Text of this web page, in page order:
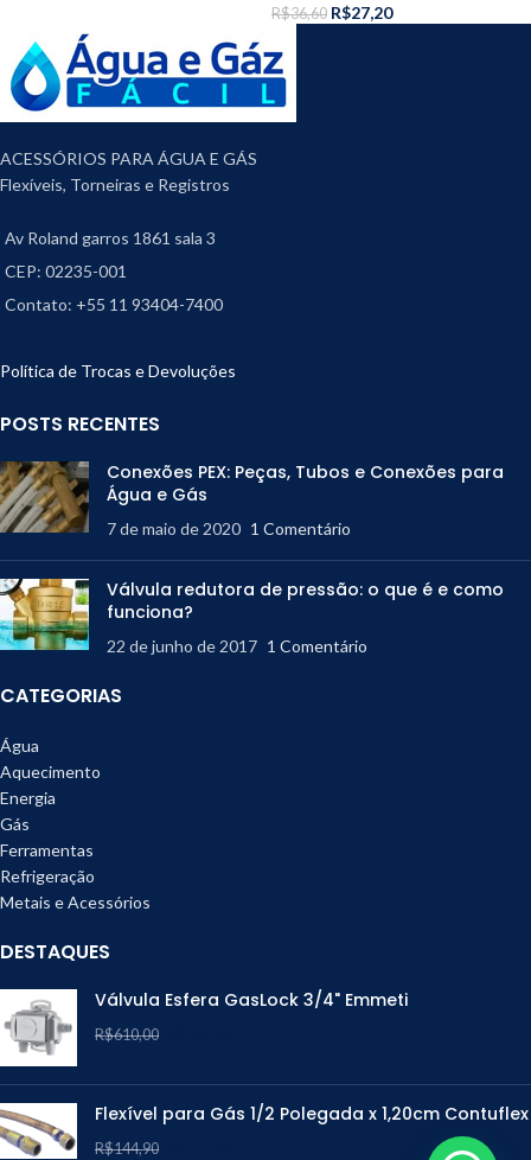
R$36,60 R$27,20
ACESSÓRIOS PARA ÁGUA E GÁS
Flexíveis, Torneiras e Registros
Av Roland garros 1861 sala 3
CEP: 02235-001
Contato: +55 11 93404-7400
Política de Trocas e Devoluções
POSTS RECENTES
Conexões PEX: Peças, Tubos e Conexões para
Água e Gás
7 de maio de 2020 1 Comentário
Válvula redutora de pressão: o que é e como
funciona?
22 de junho de 2017 1 Comentário
CATEGORIAS
Água
Aquecimento
Energia
Gás
Ferramentas
Refrigeração
Metais e Acessórios
DESTAQUES
Válvula Esfera GasLock 3/4" Emmeti
R$610,00
Flexível para Gás 1/2 Polegada x 1,20cm Contuflex
R$144,90